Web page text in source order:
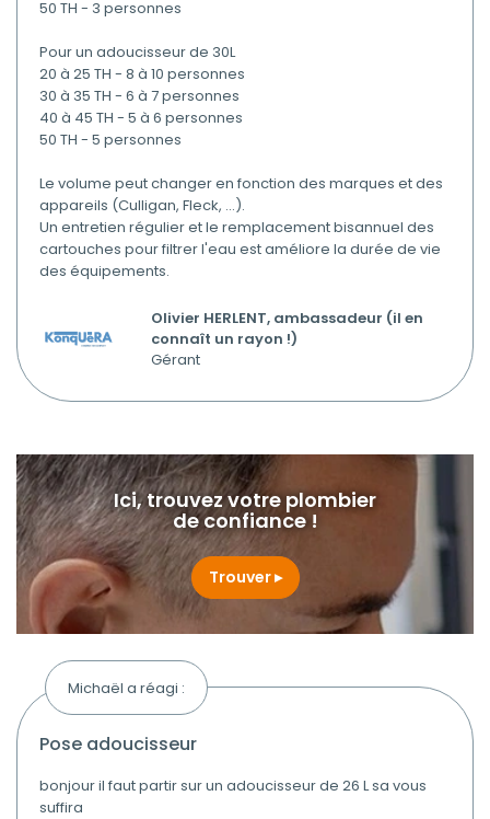
50 TH - 3 personnes
Pour un adoucisseur de 30L
20 à 25 TH - 8 à 10 personnes
30 à 35 TH - 6 à 7 personnes
40 à 45 TH - 5 à 6 personnes
50 TH - 5 personnes
Le volume peut changer en fonction des marques et des
appareils (Culligan, Fleck, ...).
Un entretien régulier et le remplacement bisannuel des
cartouches pour filtrer l'eau est améliore la durée de vie
des équipements.
Olivier HERLENT, ambassadeur (il en
connaît un rayon !)
Gérant
Ici, trouvez votre plombier
de confiance !
Trouver
Michaël a réagi :
pose adoucisseur
bonjour il faut partir sur un adoucisseur de 26 L sa vous
suffira